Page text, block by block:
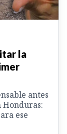
la
antes
ese